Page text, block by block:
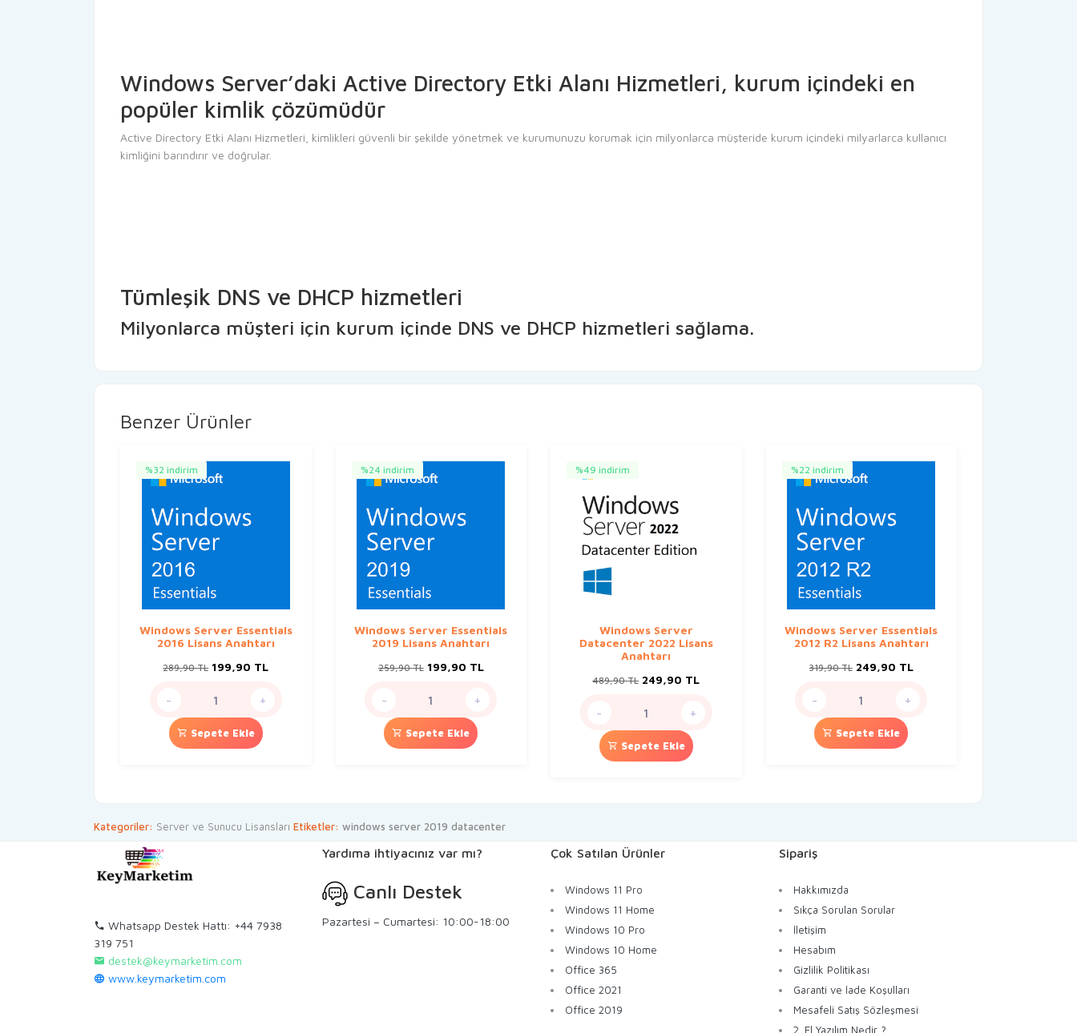
Windows Server’daki Active Directory Etki Alanı Hizmetleri, kurum içindeki en
popüler kimlik çözümüdür
Active Directory Etki Alanı Hizmetleri, kimlikleri güvenli bir şekilde yönetmek ve kurumunuzu korumak için milyonlarca müşteride kurum içindeki milyarlarca kullanıcı
kimliğini barındırır ve doğrular.
Tümleşik DNS ve DHCP hizmetleri
Milyonlarca müşteri için kurum içinde DNS ve DHCP hizmetleri sağlama.
Benzer Ürünler
%32 indirim
Windows Server Essentials
2016 Lisans Anahtarı
289,90TL Orijinal
199,90 TL
- +
Sepete Ekle
%24 indirim
Windows Server Essentials
2019 Lisans Anahtarı
259,90TL Orijinal
199,90 TL
- +
Sepete Ekle
%49 indirim
Windows Server
Datacenter 2022 Lisans
Anahtarı
489,90TL Orijinal
249,90 TL
- +
Sepete Ekle
%22 indirim
Windows Server Essentials
2012 R2 Lisans Anahtarı
319,90TL Orijinal
249,90 TL
- +
Sepete Ekle
Kategoriler: Server ve Sunucu Lisansları Etiketler: windows server 2019 datacenter
Whatsapp Destek Hattı: +44 7938
319 751
destek@keymarketim.com
www.keymarketim.com
Yardıma ihtiyacınız var mı?
Canlı Destek
Pazartesi – Cumartesi: 10:00-18:00
Çok Satılan Ürünler
Windows 11 Pro
Windows 11 Home
Windows 10 Pro
Windows 10 Home
Office 365
Office 2021
Office 2019
Sipariş
Hakkımızda
Sıkça Sorulan Sorular
İletişim
Hesabım
Gizlilik Politikası
Garanti ve İade Koşulları
Mesafeli Satış Sözleşmesi
2. El Yazılım Nedir ?